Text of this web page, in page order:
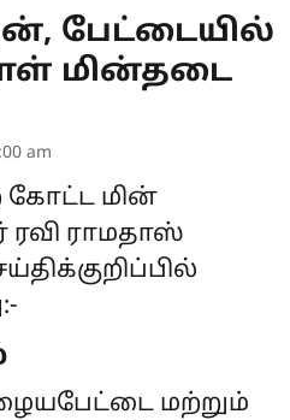
பேட்டையில்
மின்தடை
am
கோட்ட மின்
ராமதாஸ்
மற்றும்